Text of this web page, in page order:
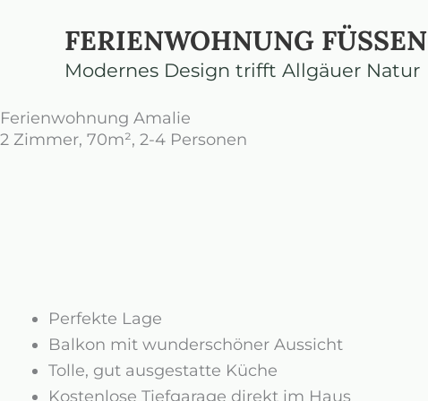
springen
FERIENWOHNUNG FÜSSEN
Modernes Design trifft Allgäuer Natur
Ferienwohnung Amalie
2 Zimmer, 70m², 2-4 Personen
Perfekte Lage
Balkon mit wunderschöner Aussicht
Tolle, gut ausgestatte Küche
Kostenlose Tiefgarage direkt im Haus